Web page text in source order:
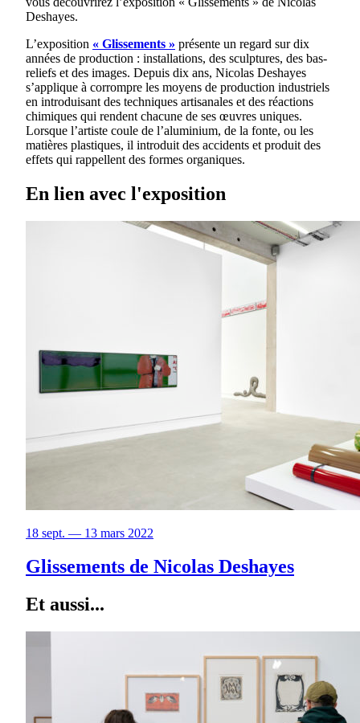
Deshayes.
L’exposition « Glissements » présente un regard sur dix
années de production : installations, des sculptures, des bas-
reliefs et des images. Depuis dix ans, Nicolas Deshayes
s’applique à corrompre les moyens de production industriels
en introduisant des techniques artisanales et des réactions
chimiques qui rendent chacune de ses œuvres uniques.
Lorsque l’artiste coule de l’aluminium, de la fonte, ou les
matières plastiques, il introduit des accidents et produit des
effets qui rappellent des formes organiques.
En lien avec l'exposition
18 sept. — 13 mars 2022
Glissements de Nicolas Deshayes
Et aussi...